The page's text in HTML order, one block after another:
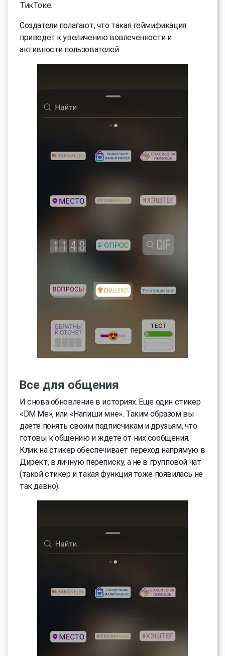
ТикТоке.
Создатели полагают, что такая геймификация
приведет к увеличению вовлеченности и
активности пользователей.
Все для общения
И снова обновление в историях. Еще один стикер
«DM Me», или «Напиши мне». Таким образом вы
даете понять своим подписчикам и друзьям, что
готовы к общению и ждете от них сообщения.
Клик на стикер обеспечивает переход напрямую в
Директ, в личную переписку, а не в групповой чат
(такой стикер и такая функция тоже появилась не
так давно).